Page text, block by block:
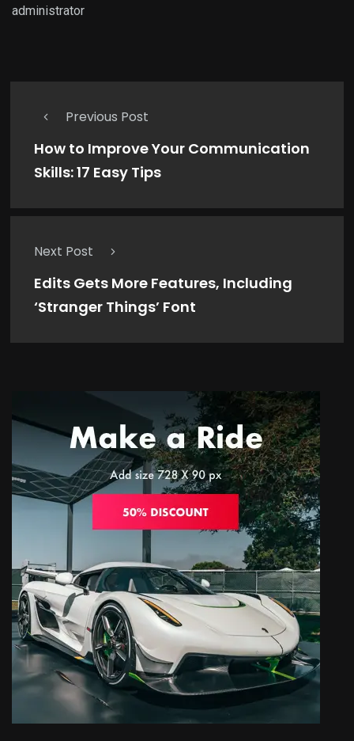
administrator
Previous Post
How to Improve Your Communication
Skills: 17 Easy Tips
Next Post
Edits Gets More Features, Including
‘Stranger Things’ Font